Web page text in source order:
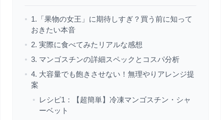
• 1.「果物の女王」に期待しすぎ？買う前に知って
おきたい本音
• 2. 実際に食べてみたリアルな感想
• 3. マンゴスチンの詳細スペックとコスパ分析
• 4. 大容量でも飽きさせない！無理やりアレンジ提
案
•
レシピ1：【超簡単】冷凍マンゴスチン・シャ
ーベット